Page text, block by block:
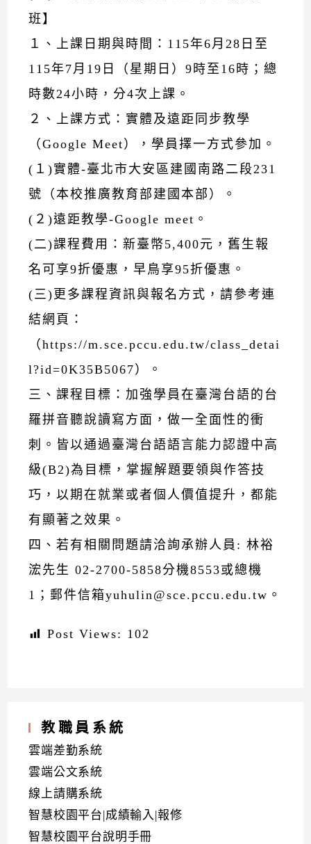
班】
１、上課日期與時間：115年6月28日至
115年7月19日（星期日）9時至16時；總
時數24小時，分4次上課。
２、上課方式：實體及遠距同步教學
（Google Meet），學員擇一方式參加。
(１)實體-臺北市大安區建國南路二段231
號（本校推廣教育部建國本部）。
(２)遠距教學-Google meet。
(二)課程費用：新臺幣5,400元，舊生報
名可享9折優惠，早鳥享95折優惠。
(三)更多課程資訊與報名方式，請參考連
結網頁：
（https://m.sce.pccu.edu.tw/class_detai
l?id=0K35B5067）。
三、課程目標：加強學員在臺灣台語的台
羅拼音聽說讀寫方面，做一全面性的衝
刺。皆以通過臺灣台語語言能力認證中高
級(B2)為目標，掌握解題要領與作答技
巧，以期在就業或者個人價值提升，都能
有顯著之效果。
四、若有相關問題請洽詢承辦人員: 林裕
浤先生 02-2700-5858分機8553或總機
1；郵件信箱yuhulin@sce.pccu.edu.tw。
Post Views: 102
教職員系統
雲端差勤系統
雲端公文系統
線上請購系統
智慧校園平台|成績輸入|報修
智慧校園平台說明手冊